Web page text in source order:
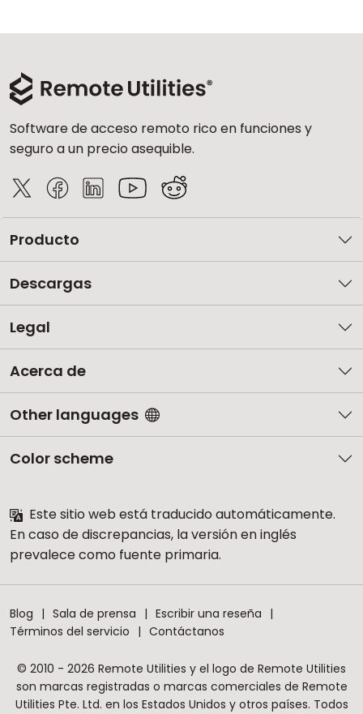
Software de acceso remoto rico en funciones y
seguro a un precio asequible.
Producto
Descargas
Legal
Acerca de
Other languages
Color scheme
Este sitio web está traducido automáticamente.
En caso de discrepancias, la versión en inglés
prevalece como fuente primaria.
Blog Sala de prensa
Escribir una reseña
Términos del servicio
Contáctanos
© 2010 - 2026 Remote Utilities y el logo de Remote Utilities
son marcas registradas o marcas comerciales de Remote
Utilities Pte. Ltd. en los Estados Unidos y otros países. Todos